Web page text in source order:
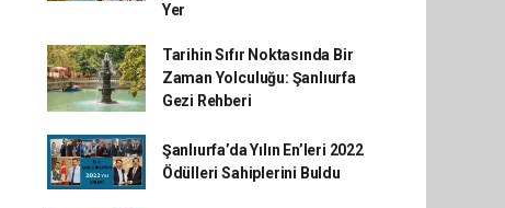
Yer
Tarihin Sıfır Noktasında Bir
Zaman Yolculuğu: Şanlıurfa
Gezi Rehberi
Şanlıurfa’da Yılın En’leri 2022
Ödülleri Sahiplerini Buldu